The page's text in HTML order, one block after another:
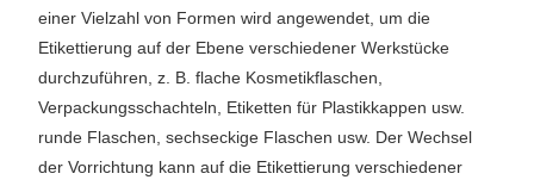
einer Vielzahl von Formen wird angewendet, um die
Etikettierung auf der Ebene verschiedener Werkstücke
durchzuführen, z. B. flache Kosmetikflaschen,
Verpackungsschachteln, Etiketten für Plastikkappen usw.
runde Flaschen, sechseckige Flaschen usw. Der Wechsel
der Vorrichtung kann auf die Etikettierung verschiedener